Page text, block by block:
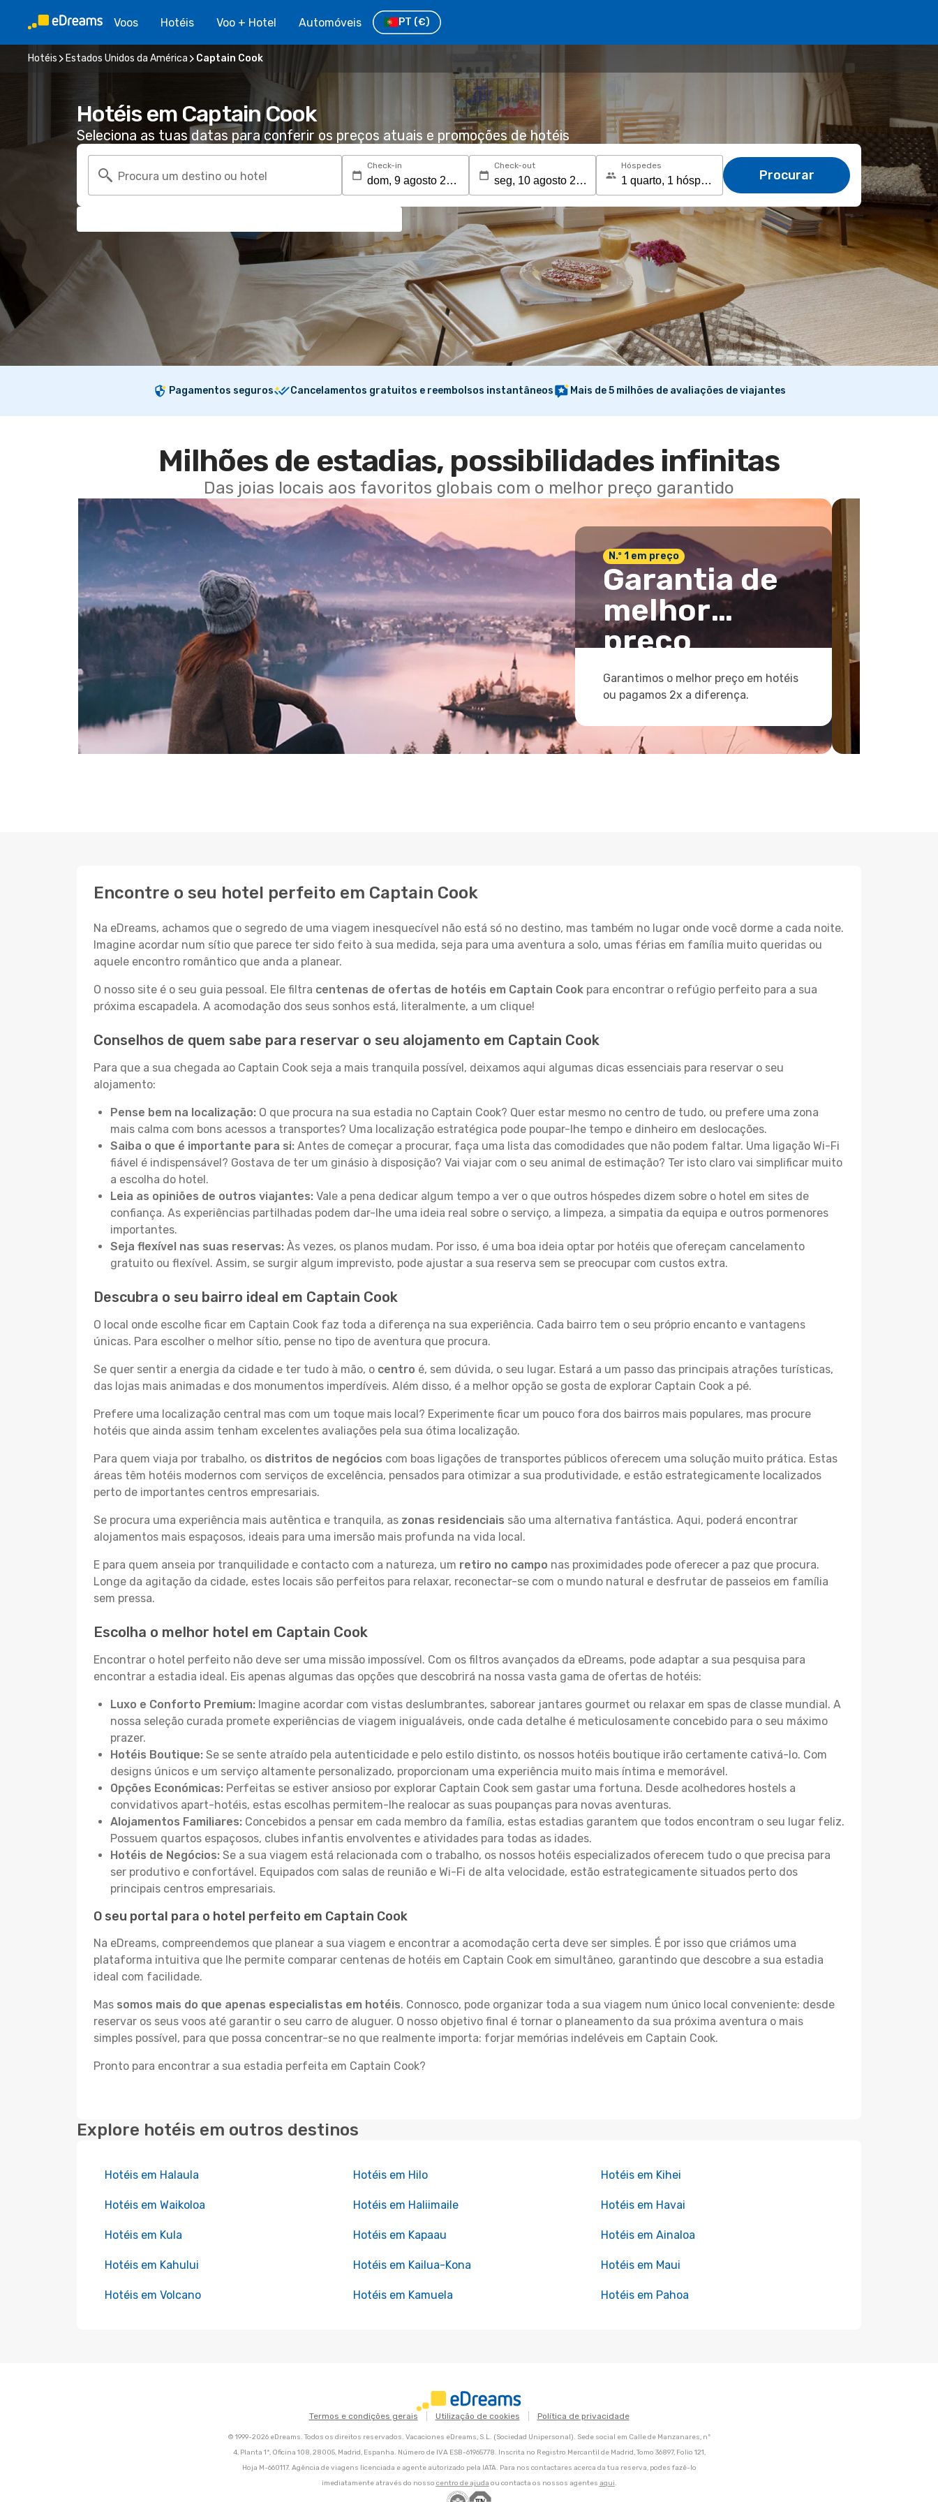
Voos Hotéis Voo + Hotel Automóveis PT (€)
Hotéis Estados Unidos da América Captain Cook
Hotéis em Captain Cook
Seleciona as tuas datas para conferir os preços atuais e promoções de hotéis
Procura um destino ou hotel
Check-in Check-out Hóspedes
Procurar
Pagamentos seguros Cancelamentos gratuitos e reembolsos instantâneos Mais de 5 milhões de avaliações de viajantes
Milhões de estadias, possibilidades infinitas
Das joias locais aos favoritos globais com o melhor preço garantido
N.º 1 em preço
Garantia de
melhor
preço
Garantimos o melhor preço em hotéis
ou pagamos 2x a diferença.
Encontre o seu hotel perfeito em Captain Cook
Na eDreams, achamos que o segredo de uma viagem inesquecível não está só no destino, mas também no lugar onde você dorme a cada noite.
Imagine acordar num sítio que parece ter sido feito à sua medida, seja para uma aventura a solo, umas férias em família muito queridas ou
aquele encontro romântico que anda a planear.
O nosso site é o seu guia pessoal. Ele filtra centenas de ofertas de hotéis em Captain Cook para encontrar o refúgio perfeito para a sua
próxima escapadela. A acomodação dos seus sonhos está, literalmente, a um clique!
Conselhos de quem sabe para reservar o seu alojamento em Captain Cook
Para que a sua chegada ao Captain Cook seja a mais tranquila possível, deixamos aqui algumas dicas essenciais para reservar o seu
alojamento:
Pense bem na localização: O que procura na sua estadia no Captain Cook? Quer estar mesmo no centro de tudo, ou prefere uma zona
mais calma com bons acessos a transportes? Uma localização estratégica pode poupar-lhe tempo e dinheiro em deslocações.
Saiba o que é importante para si: Antes de começar a procurar, faça uma lista das comodidades que não podem faltar. Uma ligação Wi-Fi
fiável é indispensável? Gostava de ter um ginásio à disposição? Vai viajar com o seu animal de estimação? Ter isto claro vai simplificar muito
a escolha do hotel.
Leia as opiniões de outros viajantes: Vale a pena dedicar algum tempo a ver o que outros hóspedes dizem sobre o hotel em sites de
confiança. As experiências partilhadas podem dar-lhe uma ideia real sobre o serviço, a limpeza, a simpatia da equipa e outros pormenores
importantes.
Seja flexível nas suas reservas: Às vezes, os planos mudam. Por isso, é uma boa ideia optar por hotéis que ofereçam cancelamento
gratuito ou flexível. Assim, se surgir algum imprevisto, pode ajustar a sua reserva sem se preocupar com custos extra.
Descubra o seu bairro ideal em Captain Cook
O local onde escolhe ficar em Captain Cook faz toda a diferença na sua experiência. Cada bairro tem o seu próprio encanto e vantagens
únicas. Para escolher o melhor sítio, pense no tipo de aventura que procura.
Se quer sentir a energia da cidade e ter tudo à mão, o centro é, sem dúvida, o seu lugar. Estará a um passo das principais atrações turísticas,
das lojas mais animadas e dos monumentos imperdíveis. Além disso, é a melhor opção se gosta de explorar Captain Cook a pé.
Prefere uma localização central mas com um toque mais local? Experimente ficar um pouco fora dos bairros mais populares, mas procure
hotéis que ainda assim tenham excelentes avaliações pela sua ótima localização.
Para quem viaja por trabalho, os distritos de negócios com boas ligações de transportes públicos oferecem uma solução muito prática. Estas
áreas têm hotéis modernos com serviços de excelência, pensados para otimizar a sua produtividade, e estão estrategicamente localizados
perto de importantes centros empresariais.
Se procura uma experiência mais autêntica e tranquila, as zonas residenciais são uma alternativa fantástica. Aqui, poderá encontrar
alojamentos mais espaçosos, ideais para uma imersão mais profunda na vida local.
E para quem anseia por tranquilidade e contacto com a natureza, um retiro no campo nas proximidades pode oferecer a paz que procura.
Longe da agitação da cidade, estes locais são perfeitos para relaxar, reconectar-se com o mundo natural e desfrutar de passeios em família
sem pressa.
Escolha o melhor hotel em Captain Cook
Encontrar o hotel perfeito não deve ser uma missão impossível. Com os filtros avançados da eDreams, pode adaptar a sua pesquisa para
encontrar a estadia ideal. Eis apenas algumas das opções que descobrirá na nossa vasta gama de ofertas de hotéis:
Luxo e Conforto Premium: Imagine acordar com vistas deslumbrantes, saborear jantares gourmet ou relaxar em spas de classe mundial. A
nossa seleção curada promete experiências de viagem inigualáveis, onde cada detalhe é meticulosamente concebido para o seu máximo
prazer.
Hotéis Boutique: Se se sente atraído pela autenticidade e pelo estilo distinto, os nossos hotéis boutique irão certamente cativá-lo. Com
designs únicos e um serviço altamente personalizado, proporcionam uma experiência muito mais íntima e memorável.
Opções Económicas: Perfeitas se estiver ansioso por explorar Captain Cook sem gastar uma fortuna. Desde acolhedores hostels a
convidativos apart-hotéis, estas escolhas permitem-lhe realocar as suas poupanças para novas aventuras.
Alojamentos Familiares: Concebidos a pensar em cada membro da família, estas estadias garantem que todos encontram o seu lugar feliz.
Possuem quartos espaçosos, clubes infantis envolventes e atividades para todas as idades.
Hotéis de Negócios: Se a sua viagem está relacionada com o trabalho, os nossos hotéis especializados oferecem tudo o que precisa para
ser produtivo e confortável. Equipados com salas de reunião e Wi-Fi de alta velocidade, estão estrategicamente situados perto dos
principais centros empresariais.
O seu portal para o hotel perfeito em Captain Cook
Na eDreams, compreendemos que planear a sua viagem e encontrar a acomodação certa deve ser simples. É por isso que criámos uma
plataforma intuitiva que lhe permite comparar centenas de hotéis em Captain Cook em simultâneo, garantindo que descobre a sua estadia
ideal com facilidade.
Mas somos mais do que apenas especialistas em hotéis. Connosco, pode organizar toda a sua viagem num único local conveniente: desde
reservar os seus voos até garantir o seu carro de aluguer. O nosso objetivo final é tornar o planeamento da sua próxima aventura o mais
simples possível, para que possa concentrar-se no que realmente importa: forjar memórias indeléveis em Captain Cook.
Pronto para encontrar a sua estadia perfeita em Captain Cook?
Explore hotéis em outros destinos
Hotéis em Halaula Hotéis em Hilo Hotéis em Kihei
Hotéis em Waikoloa Hotéis em Haliimaile Hotéis em Havai
Hotéis em Kula Hotéis em Kapaau Hotéis em Ainaloa
Hotéis em Kahului Hotéis em Kailua-Kona Hotéis em Maui
Hotéis em Volcano Hotéis em Kamuela Hotéis em Pahoa
Termos e condições gerais Utilização de cookies Política de privacidade
© 1999-2026 eDreams. Todos os direitos reservados. Vacaciones eDreams, S.L. (Sociedad Unipersonal). Sede social em Calle de Manzanares, nº
4, Planta 1ª, Oficina 108, 28005, Madrid, Espanha. Número de IVA ESB-61965778. Inscrita no Registro Mercantil de Madrid, Tomo 36897, Folio 121,
Hoja M-660117. Agência de viagens licenciada e agente autorizado pela IATA. Para nos contactares acerca da tua reserva, podes fazê-lo
imediatamente através do nosso centro de ajuda ou contacta os nossos agentes aqui.